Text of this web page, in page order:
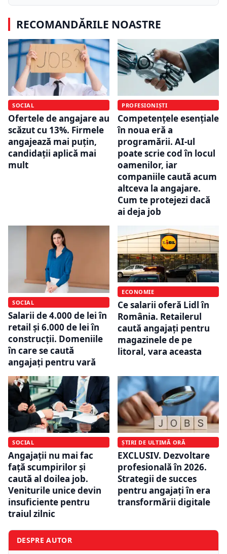
RECOMANDĂRILE NOASTRE
SOCIAL
Ofertele de angajare au
scăzut cu 13%. Firmele
angajează mai puțin,
candidații aplică mai
mult
PROFESIONIȘTI
Competențele esențiale
în noua eră a
programării. AI-ul
poate scrie cod în locul
oamenilor, iar
companiile caută acum
altceva la angajare.
Cum te protejezi dacă
ai deja job
SOCIAL
Salarii de 4.000 de lei în
retail și 6.000 de lei în
construcții. Domeniile
în care se caută
angajați pentru vară
ECONOMIE
Ce salarii oferă Lidl în
România. Retailerul
caută angajați pentru
magazinele de pe
litoral, vara aceasta
SOCIAL
Angajații nu mai fac
față scumpirilor și
caută al doilea job.
Veniturile unice devin
insuficiente pentru
traiul zilnic
ȘTIRI DE ULTIMĂ ORĂ
EXCLUSIV. Dezvoltare
profesională în 2026.
Strategii de succes
pentru angajați în era
transformării digitale
DESPRE AUTOR